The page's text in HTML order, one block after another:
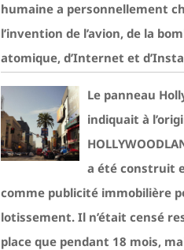
humaine a personnellement
l’invention de l’avion, de la
atomique, d’Internet et
Le panneau
indiquait à
a été construit
comme publicité immobilière
lotissement. Il n’était censé
place que pendant 18 mois,